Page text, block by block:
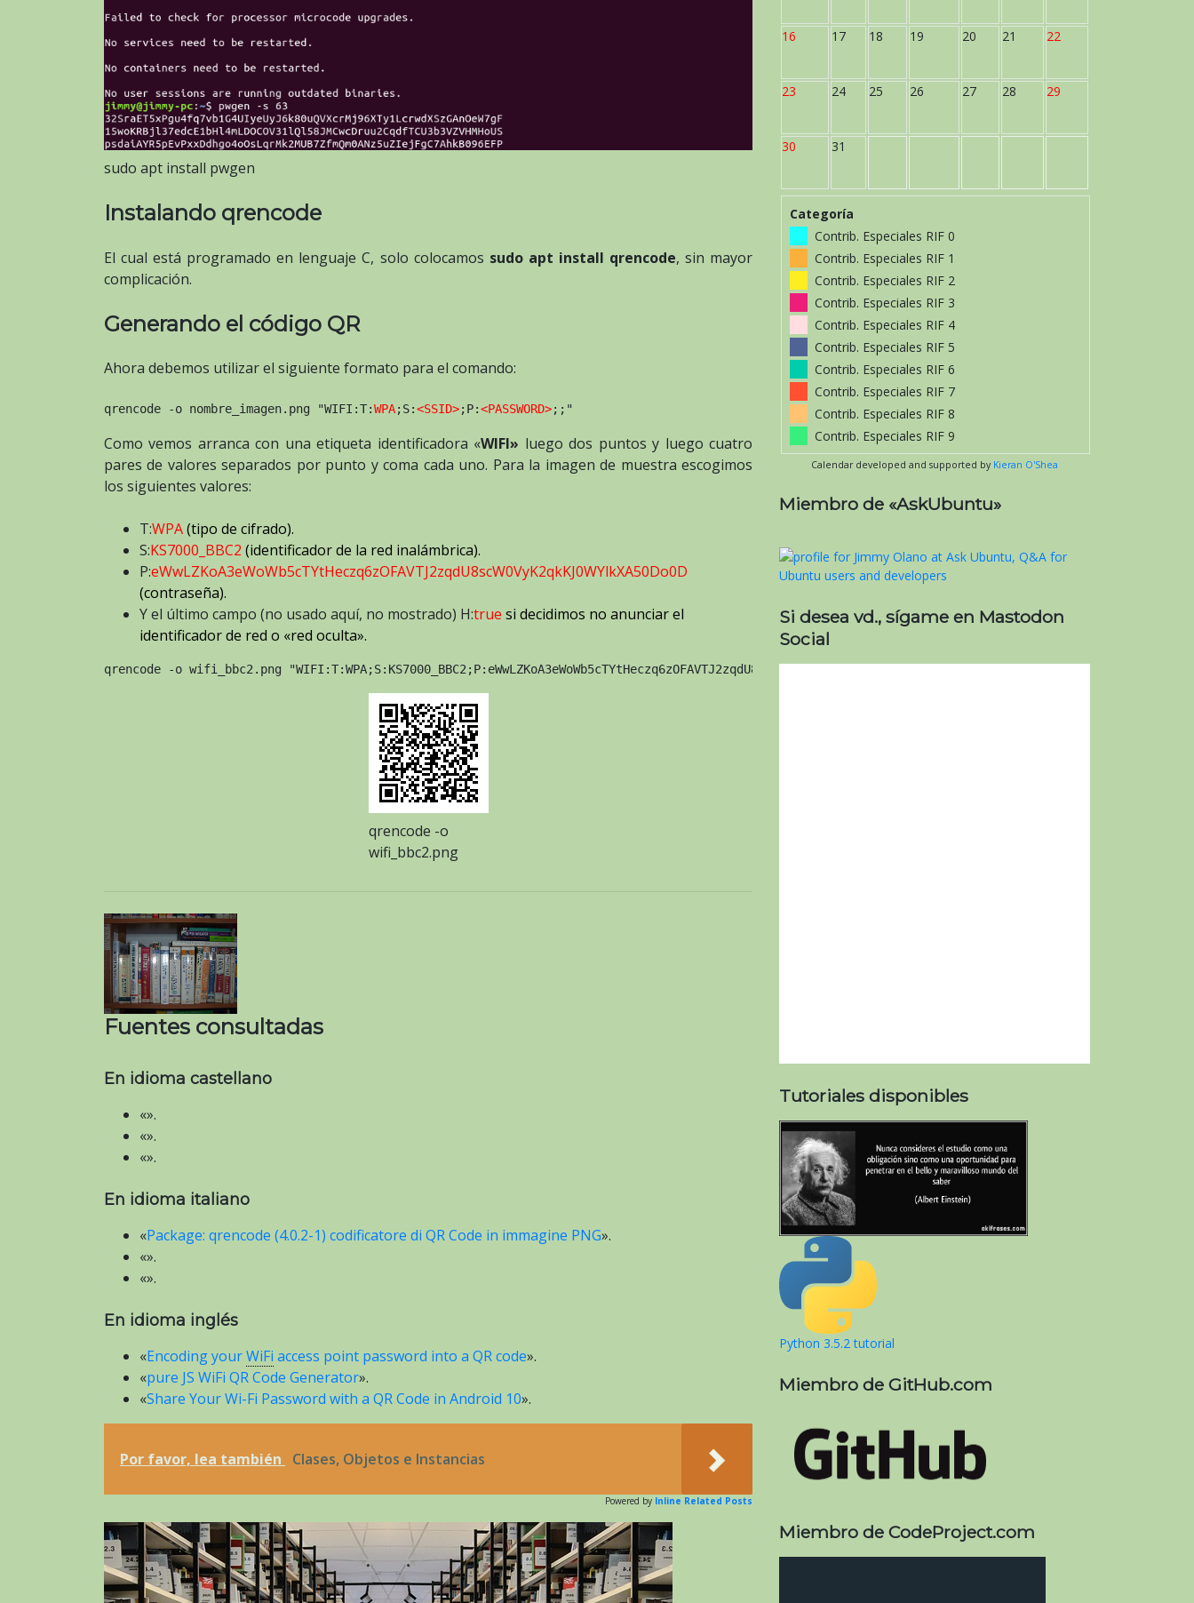
sudo apt install pwgen
Instalando qrencode
El cual está programado en lenguaje C, solo colocamos sudo apt install qrencode, sin mayor
complicación.
Generando el código QR
Ahora debemos utilizar el siguiente formato para el comando:
qrencode -o nombre_imagen.png "WIFI:T:WPA;S:<SSID>;P:<PASSWORD>
Como vemos arranca con una etiqueta identificadora «WIFI» luego dos puntos y luego cuatro
pares de valores separados por punto y coma cada uno. Para la imagen de muestra escogimos
los siguientes valores:
T:WPA(tipo de cifrado).
S:KS7000_BBC2 (identificador de la red inalámbrica).
P:eWwLZKoA3eWoWb5cTYtHeczq6zOFAVTJ2zqdU8scW0VyK2qkKJ0WYlkXA50Do0D
(contraseña).
Y el último campo (no usado aquí, no mostrado) H:true si decidimos no anunciar el
identificador de red o «red oculta».
qrencode -o wifi_bbc2.png "WIFI:T:WPA;S:KS7000_BBC2;P:eWwLZKoA3eWoWb5cTYtHeczq6zOFAVTJ2zqdU8scW0VyK2qkKJ0WYlkXA50Do0D;;"
qrencode -o
wifi_bbc2.png
Fuentes consultadas
En idioma castellano
«».
«».
«».
En idioma italiano
«Package: qrencode (4.0.2-1) codificatore di QR Code in immagine PNG».
«».
«».
En idioma inglés
«Encoding yourWiFi access point password into a QR code».
«pure JS WiFi QR Code Generator».
«Share Your Wi-Fi Password with a QR Code in Android 10».
Por favor, lea también Clases, Objetos e Instancias
Powered by Inline Related Posts
16 17 18 19 20 21 22
23 24 25 26 27 28 29
30 31
Categoría
Contrib. Especiales RIF 0
Contrib. Especiales RIF 1
Contrib. Especiales RIF 2
Contrib. Especiales RIF 3
Contrib. Especiales RIF 4
Contrib. Especiales RIF 5
Contrib. Especiales RIF 6
Contrib. Especiales RIF 7
Contrib. Especiales RIF 8
Contrib. Especiales RIF 9
Calendar developed and supported by Kieran O'Shea
Miembro de «AskUbuntu»
Si desea vd., sígame en Mastodon
Social
Tutoriales disponibles
Python 3.5.2 tutorial
Miembro de GitHub.com
Miembro de CodeProject.com